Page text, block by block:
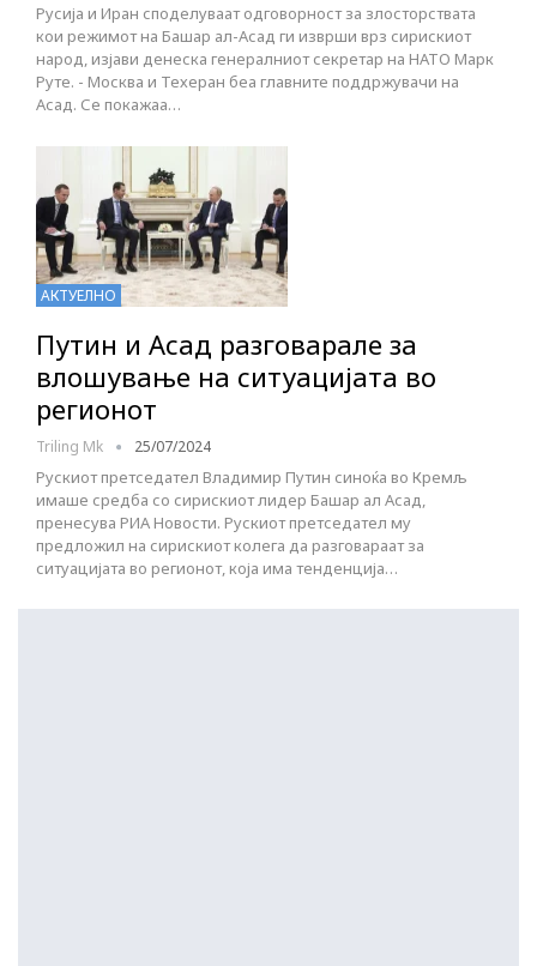
Русија и Иран споделуваат одговорност за злосторствата
кои режимот на Башар ал-Асад ги изврши врз сирискиот
народ, изјави денеска генералниот секретар на НАТО Марк
Руте. - Москва и Техеран беа главните поддржувачи на
Асад. Се покажаа…
АКТУЕЛНО
Путин и Асад разговарале за
влошување на ситуацијата во
регионот
Triling Mk 25/07/2024
Рускиот претседател Владимир Путин синоќа во Кремљ
имаше средба со сирискиот лидер Башар ал Асад,
пренесува РИА Новости. Рускиот претседател му
предложил на сирискиот колега да разговараат за
ситуацијата во регионот, која има тенденција…